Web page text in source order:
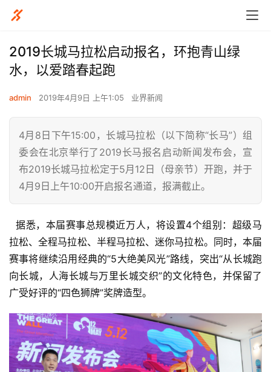
2019长城马拉松启动报名，环抱青山绿
水，以爱踏春起跑
admin 2019年4月9日 上午1:05 业界新闻
4月8日下午15:00，长城马拉松（以下简称“长马”）组
委会在北京举行了2019长马报名启动新闻发布会，宣
布2019长城马拉松定于5月12日（母亲节）开跑，并于
4月9日上午10:00开启报名通道，报满截止。
据悉，本届赛事总规模近万人，将设置4个组别：超级马
拉松、全程马拉松、半程马拉松、迷你马拉松。同时，本届
赛事将继续沿用经典的“5大绝美风光”路线，突出“从长城跑
向长城，人海长城与万里长城交织”的文化特色，并保留了
广受好评的“四色狮牌”奖牌造型。